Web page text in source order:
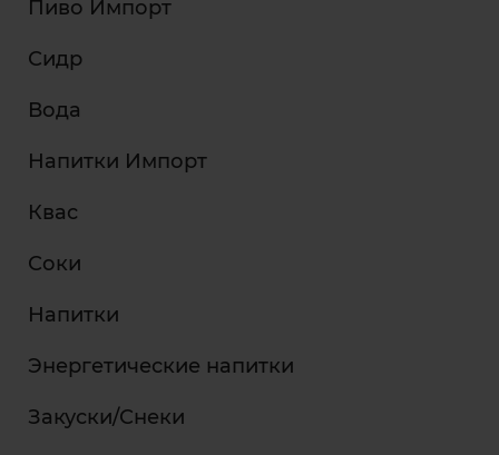
Пиво Импорт
Сидр
Вода
Напитки Импорт
Квас
Соки
Напитки
Энергетические напитки
Закуски/Снеки